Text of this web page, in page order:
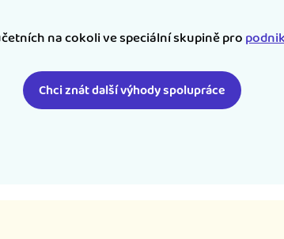
na cokoli ve speciální skupině pro
Chci znát další výhody spolupráce